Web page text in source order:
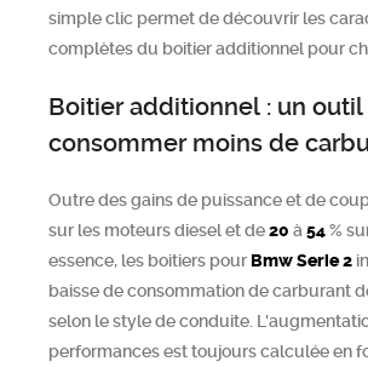
simple clic permet de découvrir les
complètes du boitier additionnel pour
Boitier additionnel : un
consommer moins de
Outre des gains de puissance et de
sur les moteurs diesel et de20 à 54%
essence, les boitiers pour BmwSerie 2
baisse de consommation de carburant
selon le style de conduite.
performances est toujours calculée en